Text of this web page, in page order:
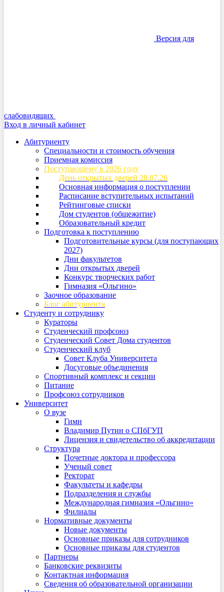
Версия для
слабовидящих
Вход в личный кабинет
Абитуриенту
Специальности и стоимость обучения
Приемная комиссия
Поступающему в 2026 году
День открытых дверей 28.07.26
Основная информация о поступлении
Расписание вступительных испытаний
Рейтинговые списки
Дом студентов (общежитие)
Образовательный кредит
Подготовка к поступлению
Подготовительные курсы (для поступающих
2027)
Дни факультетов
Дни открытых дверей
Конкурс творческих работ
Гимназия «Ольгино»
Заочное образование
Блог абитуриента
Студенту и сотруднику
Кураторы
Студенческий профсоюз
Студенческий Совет Дома студентов
Студенческий клуб
Совет Клуба Университета
Досуговые объединения
Спортивный комплекс и секции
Питание
Профсоюз сотрудников
Университет
О вузе
Гимн
Владимир Путин о СПбГУП
Лицензия и свидетельство об аккредитации
Структура
Почетные доктора и профессора
Ученый совет
Ректорат
Факультеты и кафедры
Подразделения и службы
Международная гимназия «Ольгино»
Филиалы
Нормативные документы
Новые документы
Основные приказы для сотрудников
Основные приказы для студентов
Партнеры
Банковские реквизиты
Контактная информация
Сведения об образовательной организации